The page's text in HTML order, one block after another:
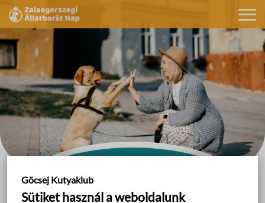
Göcsej Kutyaklub
Sütiket használ a weboldalunk
Állatbarát nap